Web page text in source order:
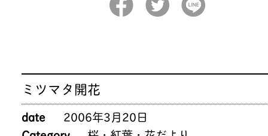
ミツマタ開花
date
2006年3月20日